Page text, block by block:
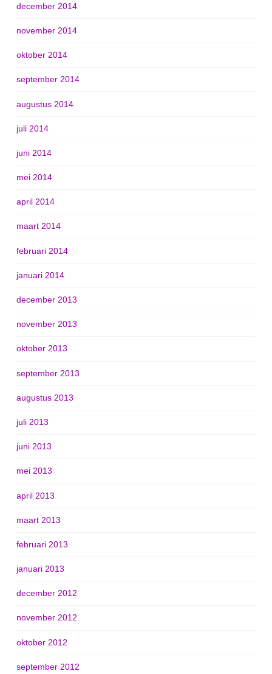
december 2014
november 2014
oktober 2014
september 2014
augustus 2014
juli 2014
juni 2014
mei 2014
april 2014
maart 2014
februari 2014
januari 2014
december 2013
november 2013
oktober 2013
september 2013
augustus 2013
juli 2013
juni 2013
mei 2013
april 2013
maart 2013
februari 2013
januari 2013
december 2012
november 2012
oktober 2012
september 2012